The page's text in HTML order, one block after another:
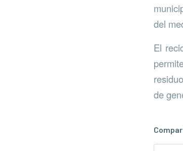
del
El
de